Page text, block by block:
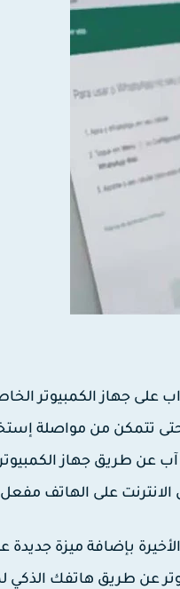
على جهاز الكمبيوتر
حتى تتمكن من مواصلة
عن طريق جهاز الكمبيوتر
بإضافة ميزة جديدة
عن طريق هاتفك الذكي